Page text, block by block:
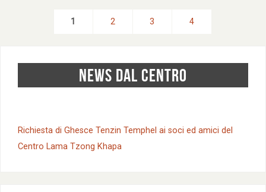
1 2 3 4
NEWS DAL CENTRO
Richiesta di Ghesce Tenzin Temphel ai soci ed amici del
Centro Lama Tzong Khapa